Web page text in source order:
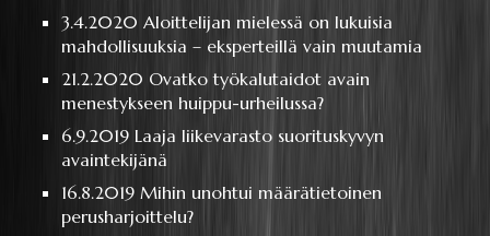
3.4.2020Aloittelijan mielessä on lukuisia
mahdollisuuksia – eksperteillä vain muutamia
21.2.2020 Ovatko työkalutaidot avain
menestykseen huippu-urheilussa?
6.9.2019 Laaja liikevarasto suorituskyvyn
avaintekijänä
16.8.2019 Mihin unohtui määrätietoinen
perusharjoittelu?